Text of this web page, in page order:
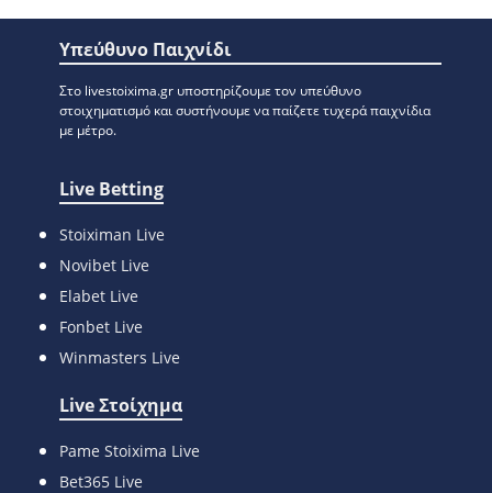
Υπεύθυνο Παιχνίδι
Στο livestoixima.gr υποστηρίζουμε τον υπεύθυνο
στοιχηματισμό και συστήνουμε να παίζετε τυχερά παιχνίδια
με μέτρο.
Live Betting
Stoiximan Live
Novibet Live
Elabet Live
Fonbet Live
Winmasters Live
Live Στοίχημα
Pame Stoixima Live
Bet365 Live